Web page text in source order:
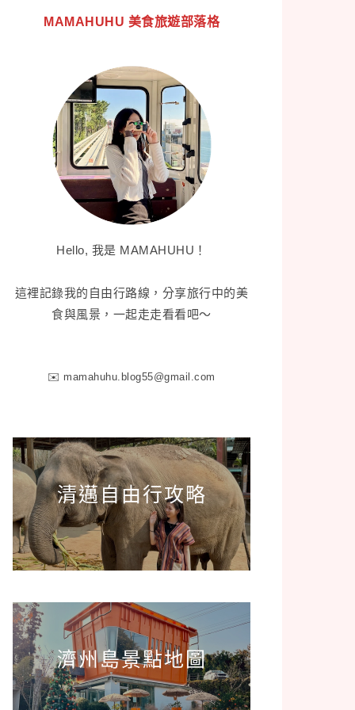
MAMAHUHU 美食旅遊部落格
Hello, 我是 MAMAHUHU！
這裡記錄我的自由行路線，分享旅行中的美
食與風景，一起走走看看吧～
✉️ mamahuhu.blog55@gmail.com
清邁自由行攻略
濟州島景點地圖